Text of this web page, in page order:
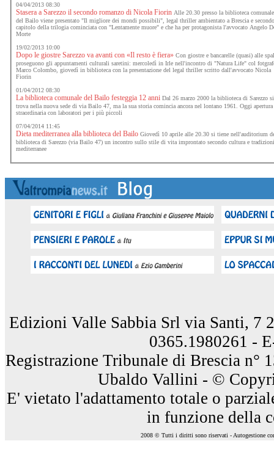
04/04/2013 08:30
Stasera a Sarezzo il secondo romanzo di Nicola Fiorin Alle 20.30 presso la biblioteca comunale
del Bailo viene presentato "Il migliore dei mondi possibili", legal thriller ambientato a Brescia e
capitolo della trilogia cominciata con "Lentamente muore" e che ha per protagonista l'avvocato Angelo
Morte
19/02/2013 10:00
Dopo le giostre Sarezzo va avanti con «Il resto è fiera» Con giostre e bancarelle (quasi) alle
proseguono gli appuntamenti culturali saretini: mercoledì in Irle nell'incontro di "Natura Life" col
Marco Colombo, giovedì in biblioteca con la presentazione del legal thriller scritto dall'avvocato Nicola
Fiorin
01/04/2012 08:30
La biblioteca comunale del Bailo festeggia 12 anniDal 26 marzo 2000 la biblioteca di Sarezzo si
trova nella nuova sede di via Bailo 47, ma la sua storia comincia ancora nel lontano 1961. Oggi apertura
straordinaria con laboratori per i più piccoli
07/04/2014 11:45
Dieta mediterranea alla biblioteca del Bailo Giovedì 10 aprile alle 20.30 si tiene nell'auditorium
biblioteca di Sarezzo (via Bailo 47) un incontro sullo stile di vita improntato secondo cultura e
mediterranee
Edizioni Valle Sabbia Srl via Santi, 7
0365.1980261 -
Registrazione Tribunale di Brescia n°
Ubaldo Vallini - ©
E' vietato l'adattamento totale o
in funzione della
2008 © Tutti i diritti sono riservati - Autogestione